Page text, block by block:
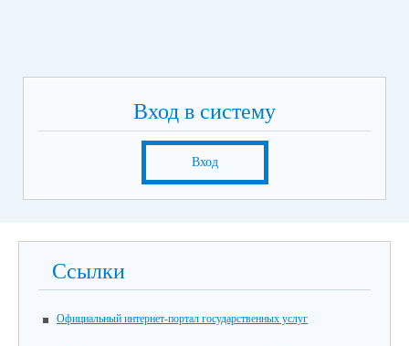
Вход в систему
Вход
Ссылки
Официальный интернет-портал государственных услуг